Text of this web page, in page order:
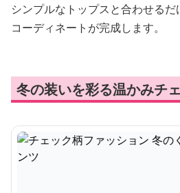
シンプルなトップスと合わせる
コーディネートが完成します。
冬の装いを彩る温かみチ